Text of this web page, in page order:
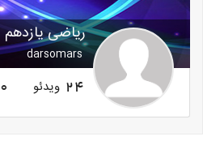
ریاضی یازدهم
darsomars
24 ویدئو 0